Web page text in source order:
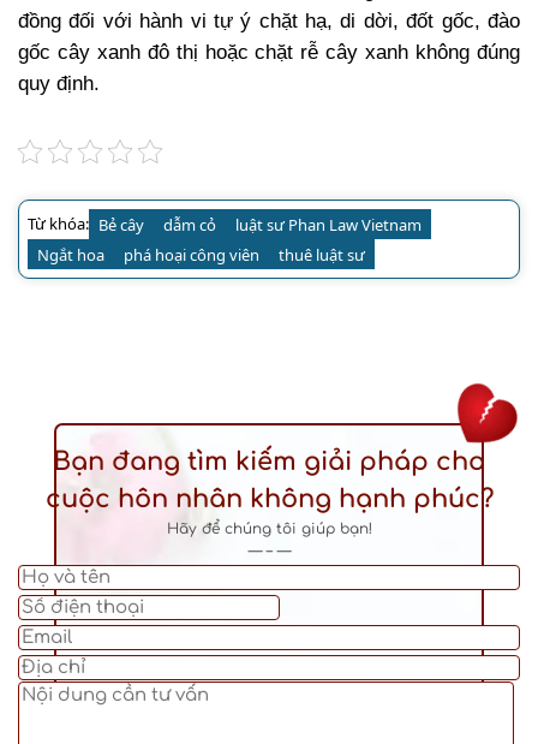
đồng đối với hành vi tự ý chặt hạ, di dời, đốt gốc, đào
gốc cây xanh đô thị hoặc chặt rễ cây xanh không đúng
quy định.
Từ khóa: Bẻ cây dẫm cỏ
luật sư Phan Law Vietnam
Ngắt hoa
phá hoại công viên thuê luật sư
Bạn đang tìm kiếm giải pháp cho
cuộc hôn nhân không hạnh phúc?
Hãy để chúng tôi giúp bạn!
— – —